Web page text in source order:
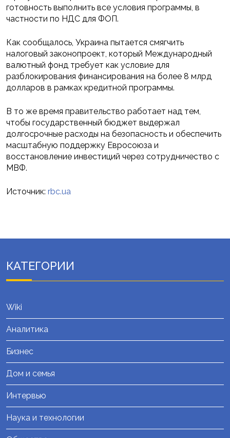
готовность выполнить все условия программы, в
частности по НДС для ФОП.
Как сообщалось, Украина пытается смягчить
налоговый законопроект, который Международный
валютный фонд требует как условие для
разблокирования финансирования на более 8 млрд
долларов в рамках кредитной программы.
В то же время правительство работает над тем,
чтобы государственный бюджет выдержал
долгосрочные расходы на безопасность и обеспечить
масштабную поддержку Евросоюза и
восстановление инвестиций через сотрудничество с
МВФ.
Источник: rbc.ua
КАТЕГОРИИ
Wiki
Аналитика
Бизнес
Дом и семья
Интервью
Наука и технологии